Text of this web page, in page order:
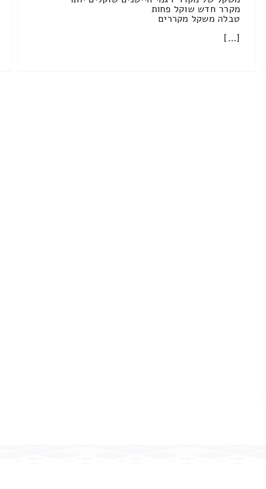
מקרר חדש שוקל פחות
טבלה משקל מקררים
[…]